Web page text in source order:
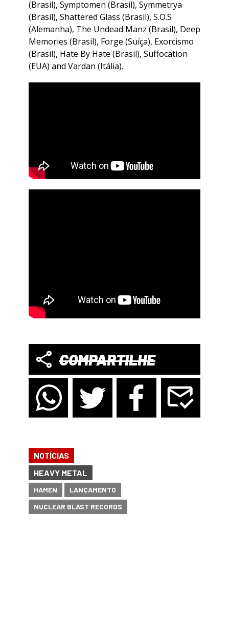
(Brasil), Symptomen (Brasil), Symmetrya
(Brasil), Shattered Glass (Brasil), S.O.S
(Alemanha), The Undead Manz (Brasil), Deep
Memories (Brasil), Forge (Suíça), Exorcismo
(Brasil), Hate By Hate (Brasil), Suffocation
(EUA) and Vardan (Itália).
COMPARTILHE
NOTÍCIAS
HEAVY METAL
HAMEN
LANÇAMENTO
NUCLEAR BLAST RECORDS